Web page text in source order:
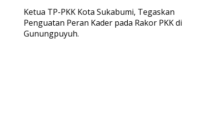
Ketua TP-PKK Kota Sukabumi, Tegaskan
Penguatan Peran Kader pada Rakor PKK di
Gunungpuyuh.